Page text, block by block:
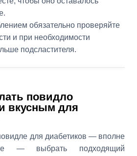
обязательно проверяйте
и при необходимости
подсластителя.
повидло
вкусным для
для диабетиков — вполне
— выбрать подходящий